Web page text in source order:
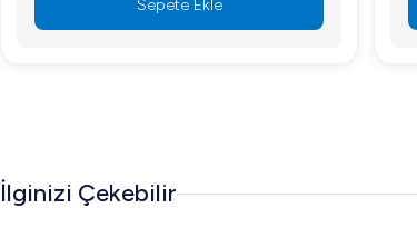
Sepete Ekle
İlginizi Çekebilir